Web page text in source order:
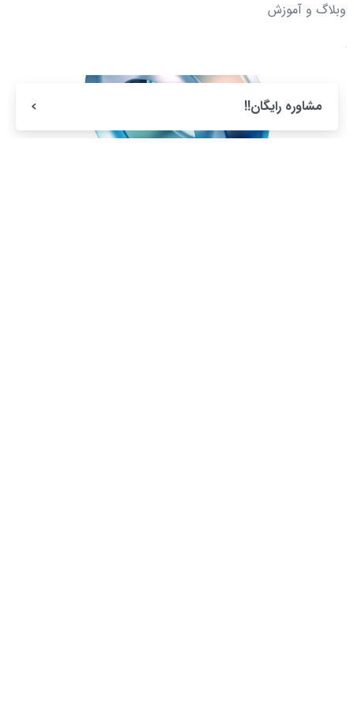
وبلاگ و آموزش
مشاوره رایگان!!